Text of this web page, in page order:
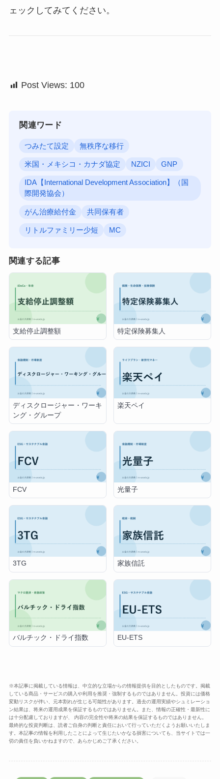
ェックしてみてください。
Post Views: 100
関連ワード
つみたて設定 無秩序な移行
米国・メキシコ・カナダ協定 NZICI GNP
IDA【International Development Association】（国
際開発協会）
がん治療給付金 共同保有者
リトルファミリー少短 MC
関連する記事
支給停止調整額 特定保険募集人
ディスクロージャー・ワーキ
ング・グループ
楽天ペイ
FCV 光量子
3TG 家族信託
バルチック・ドライ指数 EU-ETS
※本記事に掲載している情報は、中立的な立場からの情報提供を目的としたものです。掲載
している商品・サービスの購入や利用を推奨・強制するものではありません。投資には価格
変動リスクが伴い、元本割れが生じる可能性があります。過去の運用実績やシュミレーショ
ン結果は、将来の運用成果を保証するものではありません。また、情報の正確性・最新性に
は十分配慮しておりますが、 内容の完全性や将来の結果を保証するものではありません。
最終的な投資判断は、読者ご自身の判断と責任において行っていただくようお願いいたしま
す。本記事の情報を利用したことによって生じたいかなる損害についても、当サイトでは一
切の責任を負いかねますので、あらかじめご了承ください。